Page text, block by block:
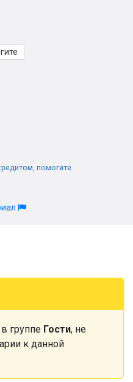
помогите
группе Гости, не
к данной